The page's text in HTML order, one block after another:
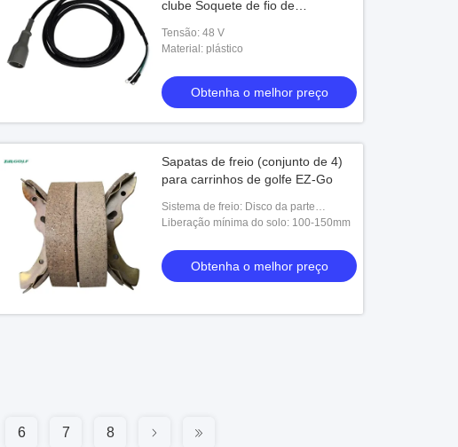
do
jogo claro legal da rua de 12 volts
Obtenha o melhor preço
4Ply adequado para EZGO/Club
clube Soquete de fio de
Tensão: 48 V
Material: plástico
Obtenha o melhor preço
Sapatas de freio (conjunto de 4)
para carrinhos de golfe EZ-Go
Sistema de freio: Disco da parte
dianteira disc+Rear
Liberação mínima do solo: 100-150mm
Obtenha o melhor preço
6 7 8